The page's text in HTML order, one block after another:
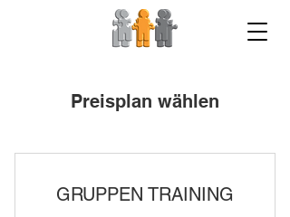
Preisplan wählen
GRUPPEN TRAINING